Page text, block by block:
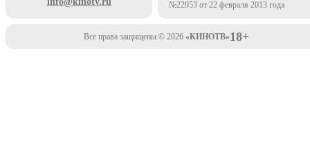
№22953 от 22 февраля 2013 года
Все права защищены © 2026 «КИНОТВ»18+